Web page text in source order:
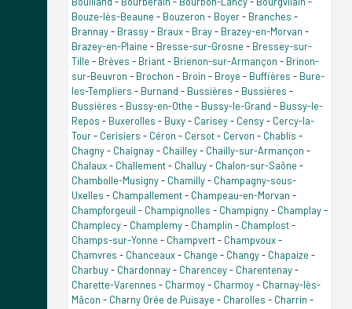
Bouze-lès-Beaune - Bouzeron - Boyer- Branches -
Brannay- Brassy- Braux- Bray- Brazey-en-Morvan -
Brazey-en-Plaine - Bresse-sur-Grosne - Bressey-sur-
Tille - Brèves - Briant- Brienon-sur-Armançon - Brinon-
sur-Beuvron - Brochon - Broin - Broye - Buffières - Bure-
les-Templiers - Burnand - Bussières - Bussières -
Bussières - Bussy-en-Othe - Bussy-le-Grand - Bussy-le-
Repos - Buxerolles - Buxy- Carisey- Censy- Cercy-la-
Tour- Cerisiers - Céron - Cersot- Cervon - Chablis -
Chagny- Chaignay- Chailley- Chailly-sur-Armançon -
Chalaux- Challement- Challuy- Chalon-sur-Saône -
Chambolle-Musigny- Chamilly- Champagny-sous-
Uxelles - Champallement- Champeau-en-Morvan -
Champforgeuil - Champignolles - Champigny- Champlay-
Champlecy- Champlemy- Champlin - Champlost-
Champs-sur-Yonne - Champvert- Champvoux-
Chamvres - Chanceaux- Change - Changy- Chapaize -
Charbuy- Chardonnay- Charencey- Charentenay-
Charette-Varennes - Charmoy- Charmoy- Charnay-lès-
Mâcon - Charny Orée de Puisaye - Charolles - Charrin -